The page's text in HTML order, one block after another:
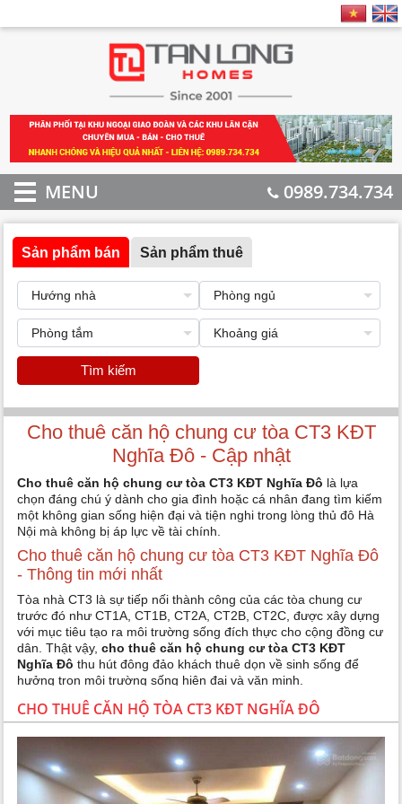
MENU 0989.734.734
Sản phẩm bán Sản phẩm thuê
Tìm kiếm
Cho thuê căn hộ chung cư tòa CT3 KĐT
Nghĩa Đô - Cập nhật
Cho thuê căn hộ chung cư tòa CT3 KĐT Nghĩa Đô là lựa
chọn đáng chú ý dành cho gia đình hoặc cá nhân đang tìm kiếm
một không gian sống hiện đại và tiện nghi trong lòng thủ đô Hà
Nội mà không bị áp lực về tài chính.
Cho thuê căn hộ chung cư tòa CT3 KĐT Nghĩa Đô
- Thông tin mới nhất
Tòa nhà CT3 là sự tiếp nối thành công của các tòa chung cư
trước đó như CT1A, CT1B, CT2A, CT2B, CT2C, được xây dựng
với mục tiêu tạo ra môi trường sống đích thực cho cộng đồng cư
dân. Thật vậy,cho thuê căn hộ chung cư tòa CT3 KĐT
Nghĩa Đô thu hút đông đảo khách thuê dọn về sinh sống để
hưởng trọn môi trường sống hiện đại và văn minh.
- Dự án: Khu đô thị mới Nghĩa Đô
CHO THUÊ CĂN HỘ TÒA CT3 KĐT NGHĨA ĐÔ